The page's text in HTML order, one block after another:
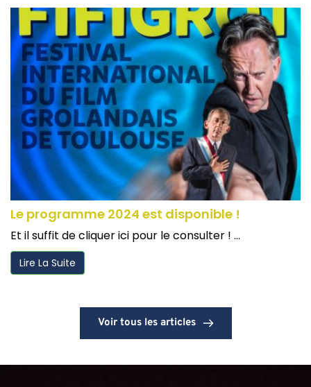
Le programme 2024 est disponible !
Et il suffit de cliquer ici pour le consulter ! ...
Lire La Suite
Voir tous les articles